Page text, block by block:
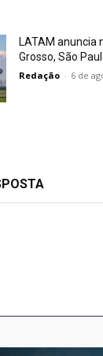
LATAM anuncia
Grosso, São
Redação - 6 de